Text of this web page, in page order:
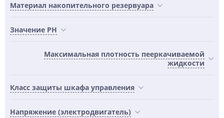
Материал накопительного резервуара
Значение PH
Максимальная плотность пееркачиваемой
жидкости
Класс защиты шкафа управления
Напряжение (электродвигатель)